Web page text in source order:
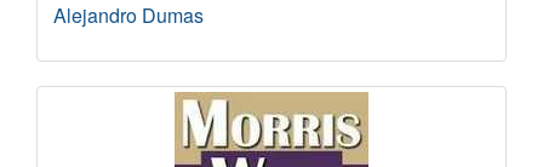
Alejandro Dumas